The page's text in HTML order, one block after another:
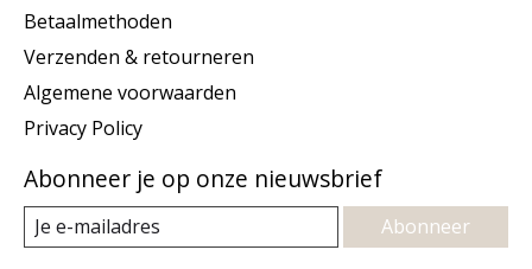
Betaalmethoden
Verzenden & retourneren
Algemene voorwaarden
Privacy Policy
Abonneer je op onze nieuwsbrief
Abonneer